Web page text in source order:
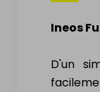
Ma
Ineos
D'un